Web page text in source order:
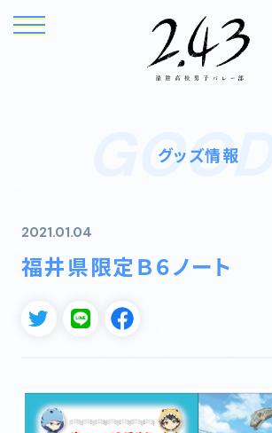
TOP
NEWS
ONAIR
STAFF&CAST
MOVIE
GOODS
グッズ情報
2021.01.04
福井県限定Ｂ６ノート